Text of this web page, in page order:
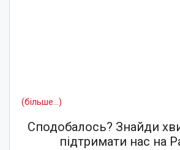
(більше…)
Сподобалось? Знайди
підтримати нас на